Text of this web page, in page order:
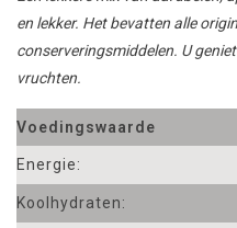
en lekker. Het bevatten alle
conserveringsmiddelen. U
vruchten.
Voedingswaarde
Energie:
Koolhydraten: